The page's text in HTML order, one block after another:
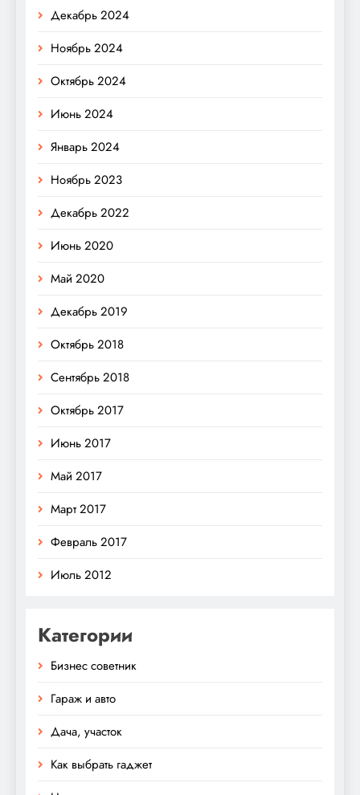
Декабрь 2024
Ноябрь 2024
Октябрь 2024
Июнь 2024
Январь 2024
Ноябрь 2023
Декабрь 2022
Июнь 2020
Май 2020
Декабрь 2019
Октябрь 2018
Сентябрь 2018
Октябрь 2017
Июнь 2017
Май 2017
Март 2017
Февраль 2017
Июль 2012
Категории
Бизнес советник
Гараж и авто
Дача, участок
Как выбрать гаджет